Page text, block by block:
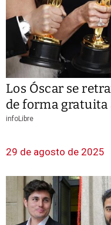
Los Óscar se
de forma gratuita
infoLibre
29 de agosto de 2025